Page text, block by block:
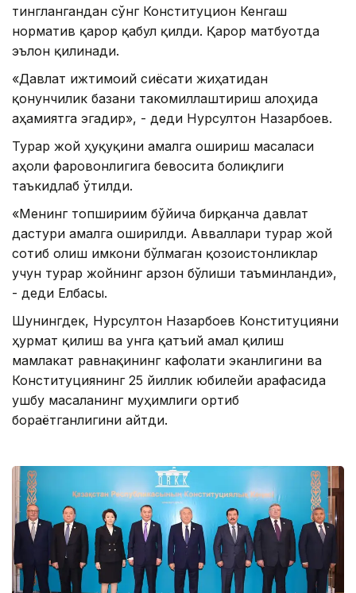
тинглангандан сўнг Конституцион Кенгаш
норматив қарор қабул қилди. Қарор матбуотда
эълон қилинади.
«Давлат ижтимоий сиёсати жиҳатидан
қонунчилик базани такомиллаштириш алоҳида
аҳамиятга эгадир», - деди Нурсултон Назарбоев.
Турар жой ҳуқуқини амалга ошириш масаласи
аҳоли фаровонлигига бевосита боғлиқлиги
таъкидлаб ўтилди.
«Менинг топшириғим бўйича бирқанча давлат
дастури амалга оширилди. Авваллари турар жой
сотиб олиш имкони бўлмаган қозоғистонликлар
учун турар жойнинг арзон бўлиши таъминланди»,
- деди Елбасы.
Шунингдек, Нурсултон Назарбоев Конституцияни
ҳурмат қилиш ва унга қатъий амал қилиш
мамлакат равнақининг кафолати эканлигини ва
Конституциянинг 25 йиллик юбилейи арафасида
ушбу масаланинг муҳимлиги ортиб
бораётганлигини айтди.